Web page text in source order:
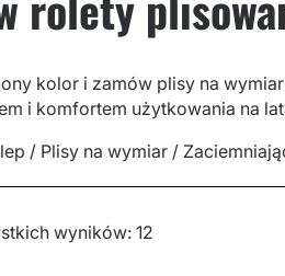
kolor i zamów plisy na wymiar
i komfortem użytkowania na
/ Plisy na wymiar /
wyników: 12